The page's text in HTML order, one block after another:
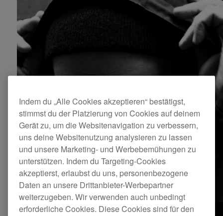
Indem du „Alle Cookies akzeptieren“ bestätigst,
stimmst du der Platzierung von Cookies auf deinem
Gerät zu, um die Websitenavigation zu verbessern,
uns deine Websitenutzung analysieren zu lassen
und unsere Marketing- und Werbebemühungen zu
unterstützen. Indem du Targeting-Cookies
akzeptierst, erlaubst du uns, personenbezogene
Daten an unsere Drittanbieter-Werbepartner
weiterzugeben. Wir verwenden auch unbedingt
erforderliche Cookies. Diese Cookies sind für den